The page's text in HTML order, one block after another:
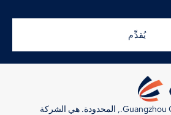
يُقدِّم
Guangzhou Changhong Garment Co., المحدودة. هي الشركة